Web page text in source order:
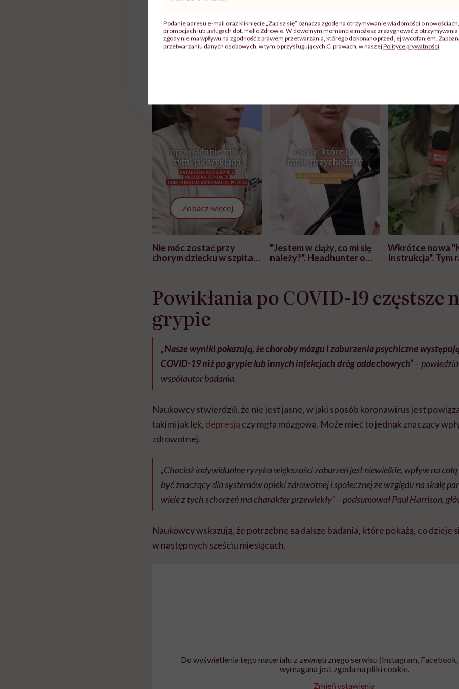
Rolki
Zobacz więcej
Nie móc zostać przy
chorym dziecku w szpitalu
głupota i brak wyobraźni"
"Jestem w ciąży, co mi się
należy?". Headhunter o
pracy
Wkrótce nowa
Instrukcja". Tym
Powikłania po COVID-19 częstsze
grypie
„Nasze wyniki pokazują, że choroby mózgu i zaburzenia psychiczne
COVID-19 niż po grypie lub innych infekcjach dróg oddechowych”–
współautor badania.
Naukowcy stwierdzili, że nie jest jasne, w jaki sposób koronawirus jest
takimi jak lęk, depresja czy mgła mózgowa. Może mieć to jednak znaczący
zdrowotnej.
„Chociaż indywidualne ryzyko większości zaburzeń jest niewielkie, wpływ na
być znaczący dla systemów opieki zdrowotnej i społecznej ze względu na skalę
wiele z tych schorzeń ma charakter przewlekły” – podsumował Paul Harrison,
Naukowcy wskazują, że potrzebne są dalsze badania, które pokażą, co dzieje
w następnych sześciu miesiącach.
Do wyświetlenia tego materiału z zewnętrznego serwisu (Instagram,
wymagana jest zgoda na pliki cookie.
Zmień ustawienia
mail*
Podanie adresu e-mail oraz kliknięcie „Zapisz się” oznacza zgodę na otrzymywanie wiadomości o
promocjach lub usługach dot. Hello Zdrowie. W dowolnym momencie możesz zrezygnować z
zgody nie ma wpływu na zgodność z prawem przetwarzania, którego dokonano przed jej wycofaniem.
przetwarzaniu danych osobowych, w tym o przysługujących Ci prawach, w naszejPolityce prywatności.